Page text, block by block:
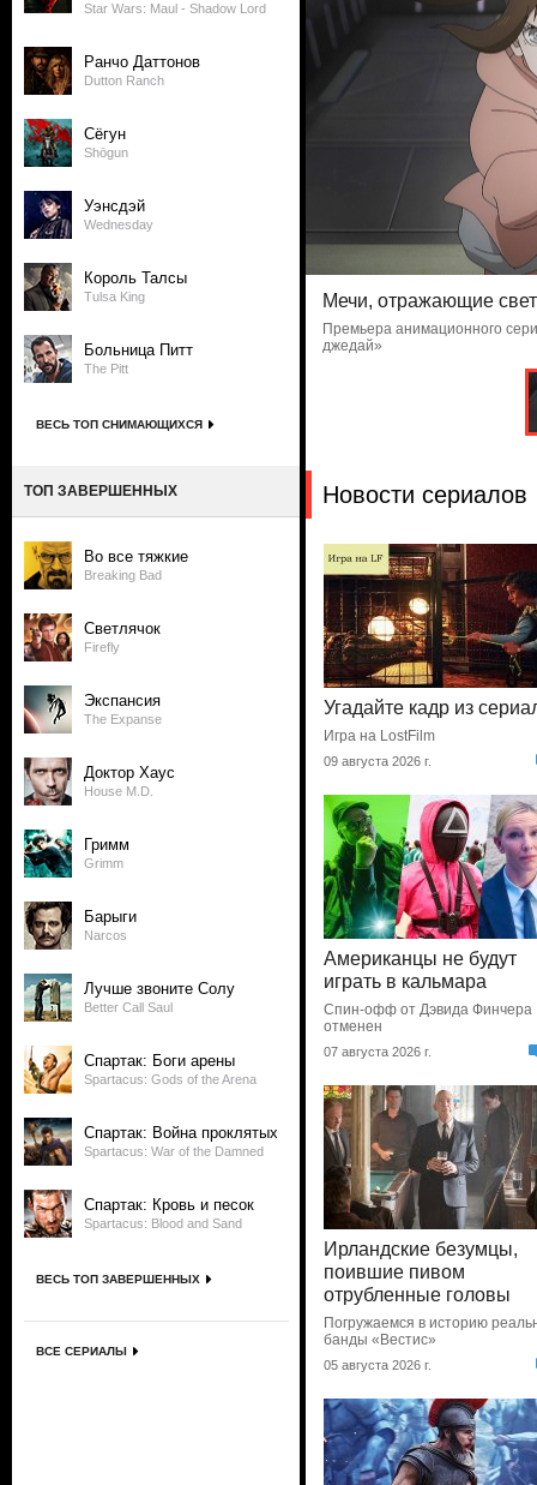
Star Wars: Maul - Shadow Lord
Ранчо Даттонов
Dutton Ranch
Сёгун
Shōgun
Уэнсдэй
Wednesday
Король Талсы
Tulsa King
Больница Питт
The Pitt
ВЕСЬ ТОП СНИМАЮЩИХСЯ
ТОП ЗАВЕРШЕННЫХ
Во все тяжкие
Breaking Bad
Светлячок
Firefly
Экспансия
The Expanse
Доктор Хаус
House M.D.
Гримм
Grimm
Барыги
Narcos
Лучше звоните Солу
Better Call Saul
Спартак: Боги арены
Spartacus: Gods of the Arena
Спартак: Война проклятых
Spartacus: War of the Damned
Спартак: Кровь и песок
Spartacus: Blood and Sand
ВЕСЬ ТОП ЗАВЕРШЕННЫХ
ВСЕ СЕРИАЛЫ
Мечи, отражающие
Премьера анимационного
джедай»
Новости сериалов
Угадайте кадр из
Игра на LostFilm
09 августа 2026 г.
Американцы не будут
играть в кальмара
Спин-офф от Дэвида Финчера
отменен
07 августа 2026 г.
Ирландские безумцы,
поившие пивом
отрубленные головы
Погружаемся в историю
банды «Вестис»
05 августа 2026 г.